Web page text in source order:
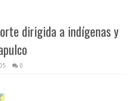
dirigida a indígenas y
0